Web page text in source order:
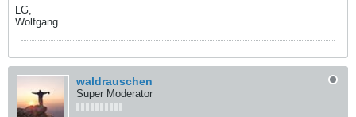
LG,
Wolfgang
waldrauschen
Super Moderator